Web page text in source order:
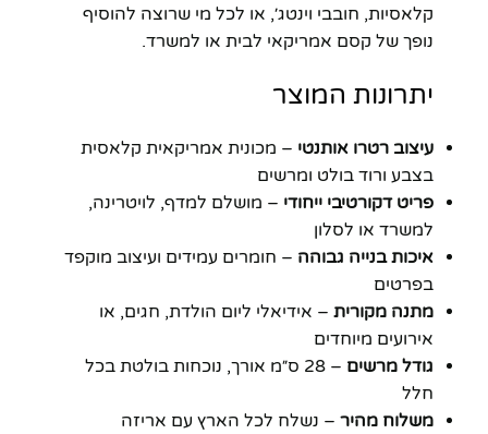
קלאסיות, חובבי וינטג׳, או לכל מי שרוצה להוסיף
נופך של קסם אמריקאי לבית או למשרד.
יתרונות המוצר
עיצוב רטרו אותנטי – מכונית אמריקאית קלאסית
בצבע ורוד בולט ומרשים
פריט דקורטיבי ייחודי – מושלם למדף, לויטרינה,
למשרד או לסלון
איכות בנייה גבוהה – חומרים עמידים ועיצוב מוקפד
בפרטים
מתנה מקורית – אידיאלי ליום הולדת, חגים, או
אירועים מיוחדים
גודל מרשים
– 28 ס״מ אורך, נוכחות בולטת בכל
חלל
משלוח מהיר – נשלח לכל הארץ עם אריזה